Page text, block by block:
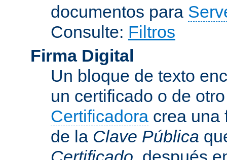
documentos para
Consulte: Filtros
Firma Digital
Un bloque de texto
un certificado o de
Certificadora crea una
de la Clave Pública